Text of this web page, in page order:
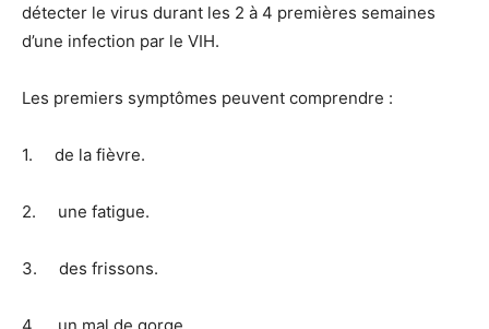
détecter le virus durant les 2 à 4 premières semaines
d’une infection par le VIH.
Les premiers symptômes peuvent comprendre :
1. de la fièvre.
2. une fatigue.
3. des frissons.
4. un mal de gorge.